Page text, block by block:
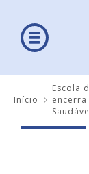
Início
Escola